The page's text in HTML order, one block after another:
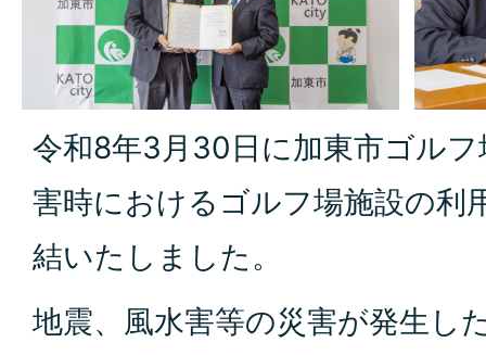
令和8年3月30日に加東市ゴル
害時におけるゴルフ場施設の利
結いたしました。
地震、風水害等の災害が発生し